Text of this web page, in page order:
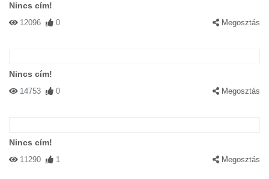
Nincs cím!
12096 0 Megosztás
Nincs cím!
14753 0 Megosztás
Nincs cím!
11290 1 Megosztás